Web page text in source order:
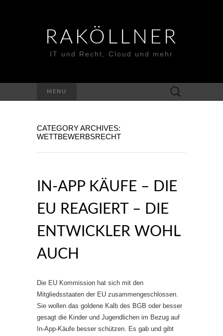
RAKÖLLNER
IT und Recht, Cloud und mehr
MENU
Suchen
nach:
CATEGORY ARCHIVES:
WETTBEWERBSRECHT
IN-APP KÄUFE – DIE
EU REAGIERT – DIE
ENTWICKLER WOHL
AUCH
Die EU Kommission hat sich mit den
Mitgliedsstaaten der EU zusammengeschlossen.
Sie wollen das goldene Kalb des BGB oder besser
gesagt die Kinder und Jugendlichen im Bezug auf
In-App-Käufe besser schützen. Es gab und gibt